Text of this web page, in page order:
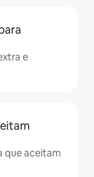
e
que aceitam